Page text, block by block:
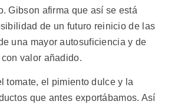
Gibson afirma que así se está
de un futuro reinicio de las
una mayor autosuficiencia y de
valor añadido.
tomate, el pimiento dulce y la
que antes exportábamos. Así